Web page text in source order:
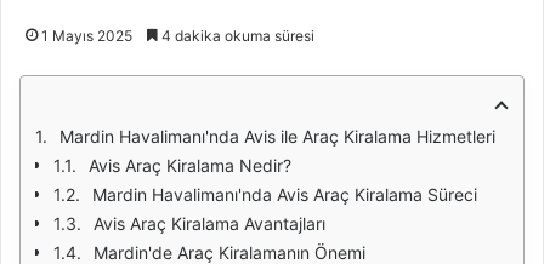
1 Mayıs 2025 4 dakika okuma süresi
Mardin Havalimanı'nda Avis ile Araç Kiralama Hizmetleri
Avis Araç Kiralama Nedir?
Mardin Havalimanı'nda Avis Araç Kiralama Süreci
Avis Araç Kiralama Avantajları
Mardin'de Araç Kiralamanın Önemi